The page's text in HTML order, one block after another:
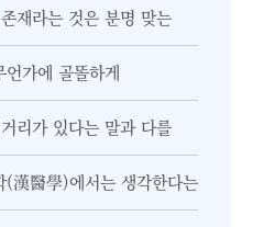
재라는 것은 분명 맞는
가에 골똘하게
리가 있다는 말과 다를
(漢醫學)에서는 생각한다는